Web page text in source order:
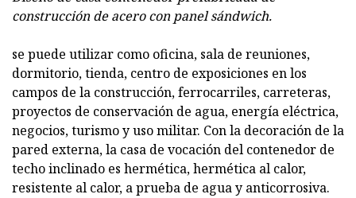
construcción de acero con panel sándwich.
se puede utilizar como oficina, sala de reuniones,
dormitorio, tienda, centro de exposiciones en los
campos de la construcción, ferrocarriles, carreteras,
proyectos de conservación de agua, energía eléctrica,
negocios, turismo y uso militar. Con la decoración de la
pared externa, la casa de vocación del contenedor de
techo inclinado es hermética, hermética al calor,
resistente al calor, a prueba de agua y anticorrosiva.